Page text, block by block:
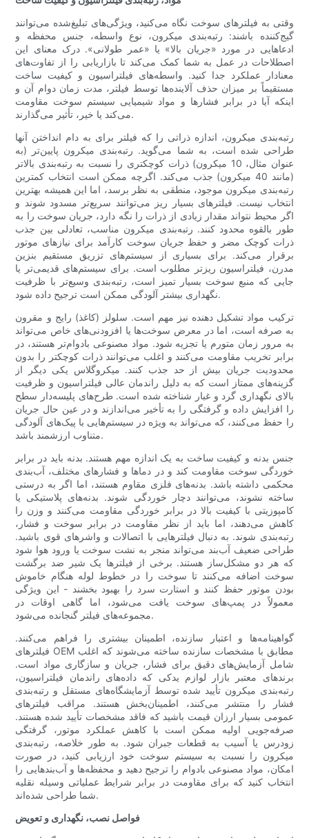
وقتی به فیلترهای سوخت نگاه می‌کنید، ویژگی‌های تبلیغ‌شده می‌توانند
گیج‌کننده باشند: رتبه‌بندی میکرون، نوع واسطه، جنس محفظه و
ادعاهایی در مورد «جریان بالا» یا «عمر طولانی». درک معنای این
اصطلاحات در عمل به شما کمک می‌کند تا بازاریابی را از تفاوت‌های
معنادار عملکرد جدا کنید. واسطه‌های فیلتراسیون و کیفیت ساخت
مستقیماً بر میزان حذف آلاینده‌ها توسط فیلتر، مدت زمان دوام آن و
اینکه آیا در برابر فشارها و مواد شیمیایی سیستم سوخت مقاومت
می‌کند یا خیر، تأثیر می‌گذارند.
رتبه‌بندی میکرون، اندازه ذراتی را که فیلتر برای به دام انداختن آنها
طراحی شده است، به شما می‌گوید. رتبه‌بندی میکرون پایین‌تر (به
عنوان مثال، 10 میکرون) ذرات کوچکتری را نسبت به رتبه‌بندی بالاتر
(مانند 40 میکرون) جذب می‌کند. اگرچه ممکن است انتخاب کمترین
رتبه‌بندی میکرون موجود، منطقی به نظر برسد، اما این همیشه بهترین
انتخاب نیست. فیلترهای بسیار ریز می‌توانند سریع‌تر مسدود شوند و
اگر محیط نتواند مقدار زیادی از ذرات را نگه دارد، جریان سوخت را به
طور بالقوه محدود کنند. رتبه‌بندی میکرون مناسب، تعادلی بین جذب
ذرات کوچک مضر و حفظ جریان سوخت کارآمد برای نیازهای موتور
برقرار می‌کند. برای بسیاری از سیستم‌های تزریق مستقیم بنزین
مدرن، فیلتراسیون ریزتر مطلوب است. برای سیستم‌های قدیمی‌تر یا
جایی که منبع سوخت بسیار تمیز است، رتبه‌بندی وسیع‌تر با ظرفیت
نگهداری بیشتر آلودگی ممکن است ترجیح داده شود.
ترکیب مواد تشکیل دهنده نیز مهم است. سلولز (کاغذ) رایج و مقرون
به صرفه است، اما در معرض سوخت‌ها یا افزودنی‌های خاص می‌تواند
به مرور زمان متورم یا تجزیه شود. مواد مصنوعی بادوام‌تر هستند، در
برابر تخریب مقاومت می‌کنند و اغلب می‌توانند ذرات کوچکتر را بدون
محدودیت جریان بیش از حد جذب کنند. میکروگلاس یکی دیگر از
گزینه‌های ممتاز است که به دلیل راندمان عالی فیلتراسیون و ظرفیت
بالای نگهداری گرد و غبار شناخته شده است. طرح‌های پلیسه‌دار سطح
را افزایش داده و گرفتگی را به تأخیر می‌اندازند و در عین حال جریان
را حفظ می‌کنند، که می‌تواند به ویژه در سیستم‌هایی با پیک‌های آلودگی
متناوب ارزشمند باشد.
جنس بدنه و کیفیت ساخت به یک اندازه مهم هستند. بدنه باید در برابر
خوردگی سوخت مقاومت کند و در دماها و فشارهای مختلف، آب‌بندی
محکمی داشته باشد. بدنه‌های فلزی مقاوم هستند، اما اگر به درستی
ساخته نشوند، می‌توانند دچار خوردگی شوند. بدنه‌های پلاستیکی یا
کامپوزیتی با کیفیت بالا در برابر خوردگی مقاومت می‌کنند و وزن را
کاهش می‌دهند، اما باید از نظر مقاومت در برابر سوخت و فشار،
رتبه‌بندی شوند. به دنبال فیلترهایی با اتصالات و واشرهای قوی باشید.
طراحی ضعیف آب‌بند می‌تواند منجر به نشت سوخت یا ورود هوا شود
که هر دو مشکل‌ساز هستند. برخی از فیلترها یک شیر ضد برگشت
سوخت اضافه می‌کنند تا سوخت را در خطوط لوله هنگام خاموش
بودن موتور حفظ کنند و استارت سرد را بهبود بخشند - این ویژگی
معمولاً در پمپ‌های سوخت یافت می‌شود، اما گاهی اوقات در
مجموعه‌های فیلتر گنجانده می‌شود.
گواهینامه‌ها و اعتبار سازنده، اطمینان بیشتری را فراهم می‌کنند.
فیلترهای OEM مطابق با مشخصات سازنده ساخته می‌شوند که اغلب
شامل آزمایش‌های دقیق برای فشار، جریان و سازگاری مواد است.
برندهای معتبر بازار لوازم یدکی که داده‌های راندمان فیلتراسیون،
رتبه‌بندی میکرون تأیید شده توسط آزمایشگاه‌های مستقل و رتبه‌بندی
فشار را منتشر می‌کنند، اطمینان‌بخش هستند. مراقب فیلترهای
عمومی بسیار ارزان قیمت باشید که فاقد مشخصات تأیید شده هستند.
صرفه‌جویی اولیه ممکن است با کاهش عملکرد موتور، گرفتگی
زودرس یا آسیب به قطعات جبران شود. به طور خلاصه، رتبه‌بندی
میکرون را نسبت به سیستم سوخت خود ارزیابی کنید، در صورت
امکان، مواد مصنوعی بادوام را ترجیح دهید و محفظه‌ها و آب‌بندهایی را
انتخاب کنید که برای مقاومت در برابر شرایط عملیاتی وسیله نقلیه
شما طراحی شده‌اند.
فواصل نصب، نگهداری و تعویض